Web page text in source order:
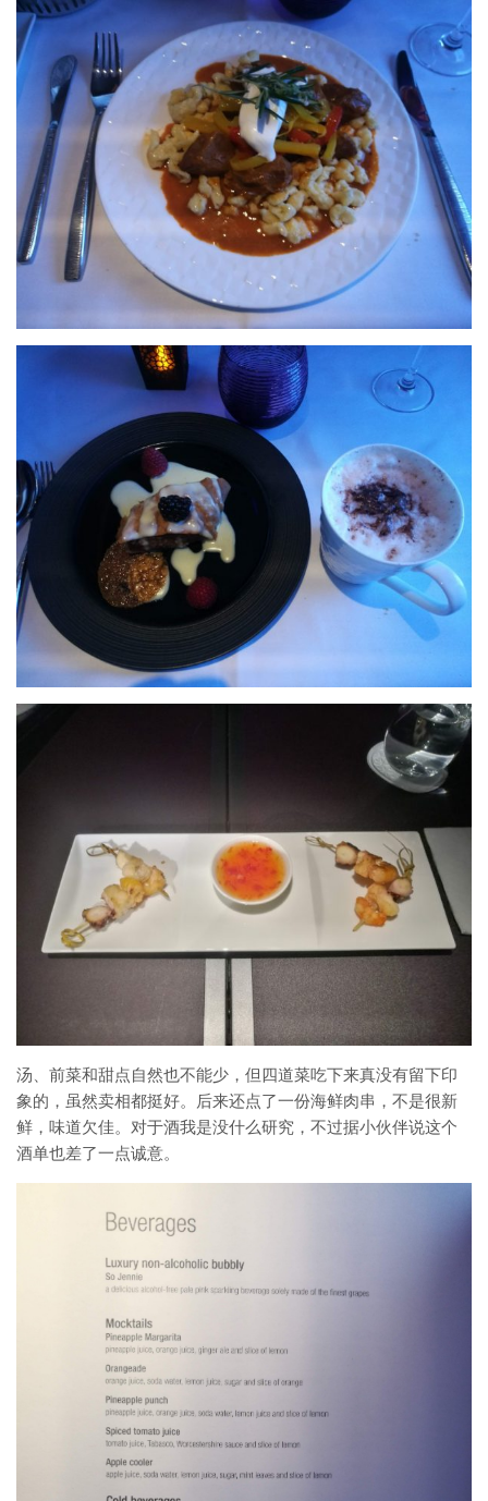
汤、前菜和甜点自然也不能少，但四道菜吃下来真没有留下印
象的，虽然卖相都挺好。后来还点了一份海鲜肉串，不是很新
鲜，味道欠佳。对于酒我是没什么研究，不过据小伙伴说这个
酒单也差了一点诚意。